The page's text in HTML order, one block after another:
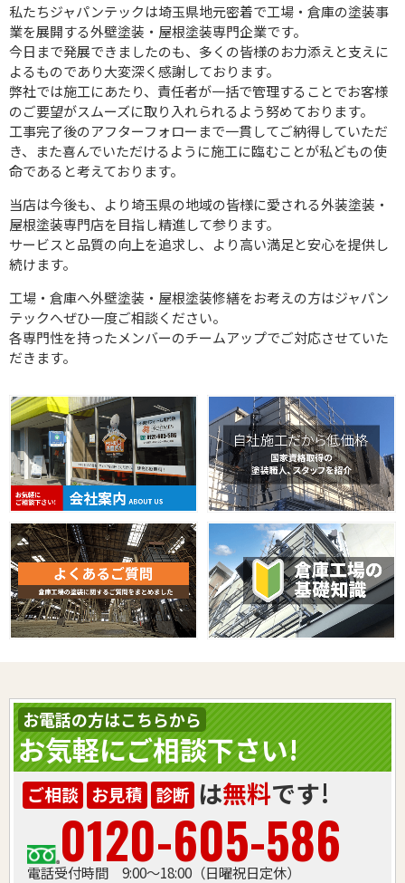
私たちジャパンテックは埼玉県地元密着で工場・倉庫の塗装事
業を展開する外壁塗装・屋根塗装専門企業です。
今日まで発展できましたのも、多くの皆様のお力添えと支えに
よるものであり大変深く感謝しております。
弊社では施工にあたり、責任者が一括で管理することでお客様
のご要望がスムーズに取り入れられるよう努めております。
工事完了後のアフターフォローまで一貫してご納得していただ
き、また喜んでいただけるように施工に臨むことが私どもの使
命であると考えております。
当店は今後も、より埼玉県の地域の皆様に愛される外装塗装・
屋根塗装専門店を目指し精進して参ります。
サービスと品質の向上を追求し、より高い満足と安心を提供し
続けます。
工場・倉庫へ外壁塗装・屋根塗装修繕をお考えの方はジャパン
テックへぜひ一度ご相談ください。
各専門性を持ったメンバーのチームアップでご対応させていた
だきます。
お電話の方はこちらから
お気軽にご相談下さい!
ご相談 お見積 診断 は無料です!
0120-605-586
電話受付時間 9:00～18:00（日曜祝日定休）